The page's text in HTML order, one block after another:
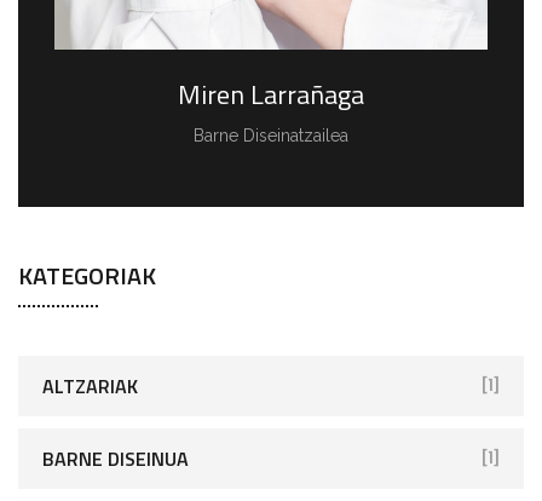
Miren Larrañaga
Barne Diseinatzailea
KATEGORIAK
ALTZARIAK [1]
BARNE DISEINUA [1]